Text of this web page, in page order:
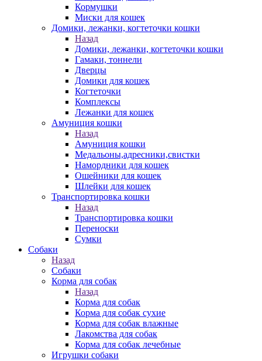
Кормушки
Миски для кошек
Домики, лежанки, когтеточки кошки
Назад
Домики, лежанки, когтеточки кошки
Гамаки, тоннели
Дверцы
Домики для кошек
Когтеточки
Комплексы
Лежанки для кошек
Амуниция кошки
Назад
Амуниция кошки
Медальоны,адресники,свистки
Намордники для кошек
Ошейники для кошек
Шлейки для кошек
Транспортировка кошки
Назад
Транспортировка кошки
Переноски
Сумки
Собаки
Назад
Собаки
Корма для собак
Назад
Корма для собак
Корма для собак сухие
Корма для собак влажные
Лакомства для собак
Корма для собак лечебные
Игрушки собаки